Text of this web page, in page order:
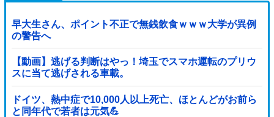
早大生さん、ポイント不正で無銭飲食ｗｗｗ大学が異例
の警告へ
【動画】逃げる判断はやっ！埼玉でスマホ運転のプリウ
スに当て逃げされる車載。
ドイツ、熱中症で10,000人以上死亡、ほとんどがお前ら
と同年代で若者は元気💪